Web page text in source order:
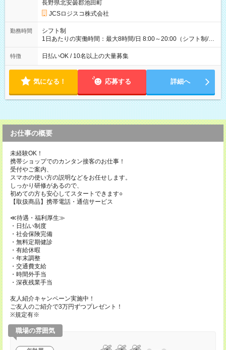
収40万円~50万円／週6日稼働 ＜モデルイメージ＞ ■月収50万
円 (27歳男性/江東区在住)※元建築関係 1日150個配達×25日勤務
(日休み) ■月収80万円(43歳男性/墨田区在住)※元営業 1日200個
長野県北安曇郡池田町
JCSロジスコ株式会社
勤務時間
シフト制
1日あたりの実働時間：最大8時間/日 8:00～20:00（シフト制/実
働8時間） ※週5日勤務（場所次第では週4も有り） ※配達状況
によって時間外での勤務可能性有り ※案件により多少の前後あ
特徴 日払いOK / 10名以上の大量募集
気になる！ 応募する 詳細へ
お仕事の概要
未経験OK！
携帯ショップでのカンタン接客のお仕事！
受付やご案内、
スマホの使い方の説明などをお任せします。
しっかり研修があるので、
初めての方も安心してスタートできます○
【取扱商品】携帯電話・通信サービス
≪待遇・福利厚生≫
・日払い制度
・社会保険完備
・無料定期健診
・有給休暇
・年末調整
・交通費支給
・時間外手当
・深夜残業手当
友人紹介キャンペーン実施中！
ご友人のご紹介で3万円ずつプレゼント！
※規定有※
職場の雰囲気